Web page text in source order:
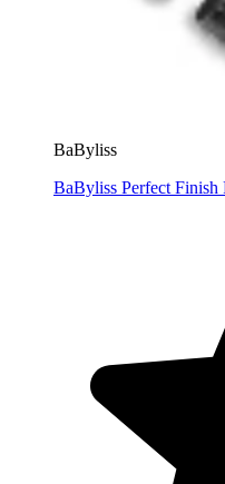
BaByliss
BaByliss Perfect